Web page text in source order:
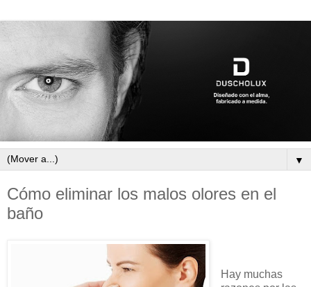
▼
Cómo eliminar los malos olores en el
baño
Hay muchas